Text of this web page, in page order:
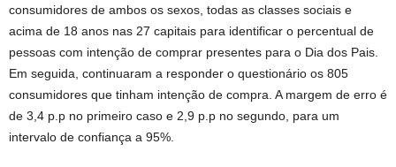
consumidores de ambos os sexos, todas as classes sociais e
acima de 18 anos nas 27 capitais para identificar o percentual de
pessoas com intenção de comprar presentes para o Dia dos Pais.
Em seguida, continuaram a responder o questionário os 805
consumidores que tinham intenção de compra. A margem de erro é
de 3,4 p.p no primeiro caso e 2,9 p.p no segundo, para um
intervalo de confiança a 95%.